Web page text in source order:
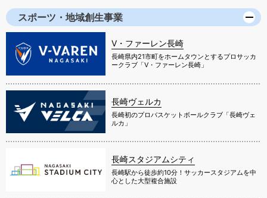
スポーツ・地域創生事業
V・ファーレン長崎
長崎県内21市町をホームタウンとするプロサッカ
ークラブ「V・ファーレン長崎」
長崎ヴェルカ
長崎初のプロバスケットボールクラブ「長崎ヴェ
ルカ」
長崎スタジアムシティ
長崎駅から徒歩約10分！サッカースタジアムを中
心とした大型複合施設